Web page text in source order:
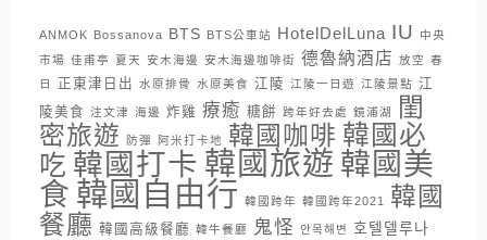
ANMOK Bossanova BTS BTS公車站 HotelDelLuna IU
中央
市場 佳甫亭 夏天 安木海邊 安木海邊咖啡街 德魯納酒店 放空 春
日
正東津日出 水原排骨 水原美食 江陵 江陵一日遊 江陵景點 江
陵美食 注文津 海邊 炸雞 療癒 糖餅 跨年好去處 鏡浦湖
閨
密旅遊
防彈 阿米打卡地 韓國咖啡 韓國必
吃 韓國打卡 韓國旅遊 韓國美
食 韓國自由行 韓國跨年 韓國跨年2021
韓國
餐廳 韓國高級餐廳 韓牛餐廳 鬼怪 안목해변 호텔델루나